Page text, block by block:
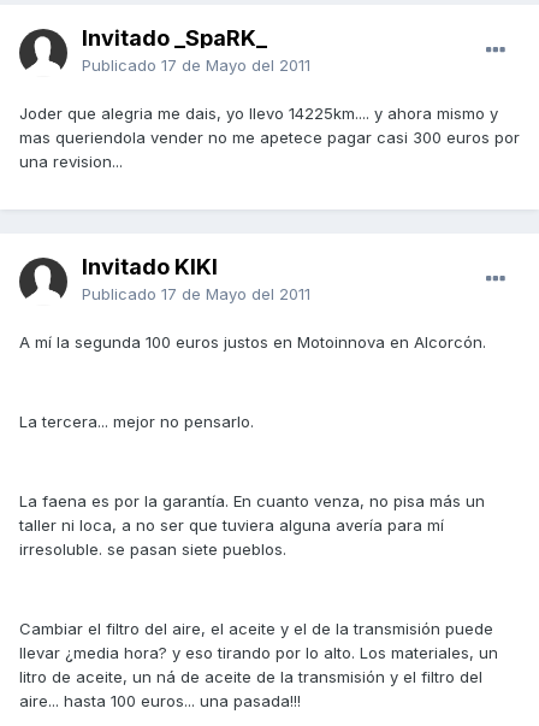
Invitado _SpaRK_
Publicado 17 de Mayo del 2011
Joder que alegria me dais, yo llevo 14225km.... y ahora mismo y
mas queriendola vender no me apetece pagar casi 300 euros por
una revision...
Invitado KIKI
Publicado 17 de Mayo del 2011
A mí la segunda 100 euros justos en Motoinnova en Alcorcón.
La tercera... mejor no pensarlo.
La faena es por la garantía. En cuanto venza, no pisa más un
taller ni loca, a no ser que tuviera alguna avería para mí
irresoluble. se pasan siete pueblos.
Cambiar el filtro del aire, el aceite y el de la transmisión puede
llevar ¿media hora? y eso tirando por lo alto. Los materiales, un
litro de aceite, un ná de aceite de la transmisión y el filtro del
aire... hasta 100 euros... una pasada!!!